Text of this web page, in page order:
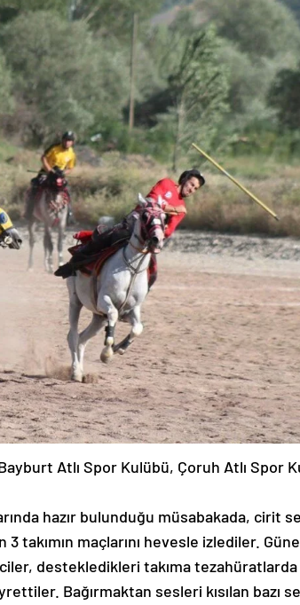
Atlı Spor Kulübü, Çoruh Atlı Spor
hazır bulunduğu müsabakada, cirit
3 takımın maçlarını hevesle izlediler.
destekledikleri takıma
Bağırmaktan sesleri kısılan bazı